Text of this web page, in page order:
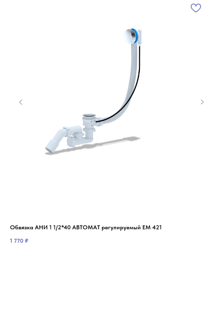
Обвязка АНИ 1 1/2*40 АВТОМАТ регулируемый ЕМ 421
1 770 ₽